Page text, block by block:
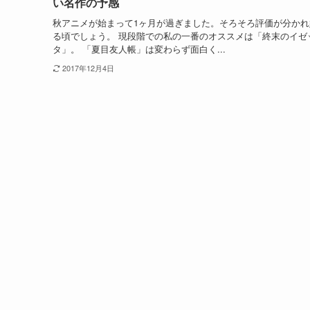
秋アニメが始まって1ヶ月が過ぎました。そろそろ評価が分か
る頃でしょう。 現段階での私の一番のオススメは「終末のイゼ
タ」。 「夏目友人帳」は変わらず面白く...
2017年12月4日